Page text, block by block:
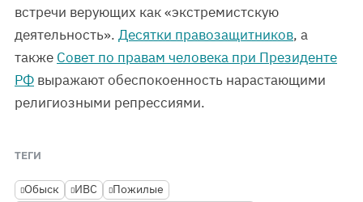
встречи верующих как «экстремистскую
деятельность». Десятки правозащитников, а
также Совет по правам человека при Президенте
РФ выражают обеспокоенность нарастающими
религиозными репрессиями.
ТЕГИ
Обыск ИВС
Пожилые